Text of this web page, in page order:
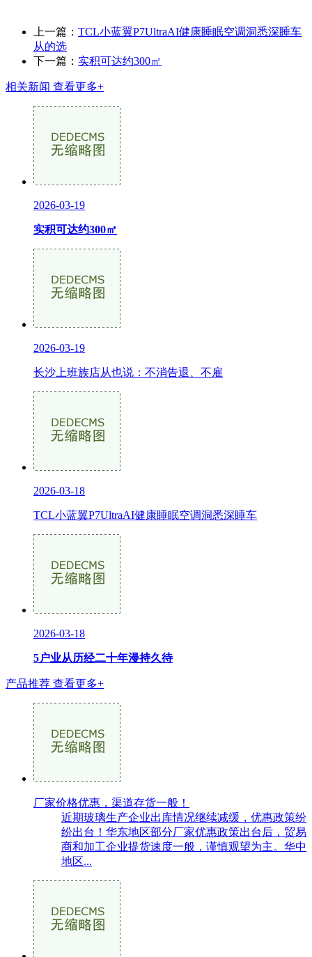
上一篇： TCL小蓝翼P7UltraAI健康睡眠空调洞悉深睡车
从的选
下一篇： 实积可达约300㎡
相关新闻 查看更多+
2026-03-19
实积可达约300㎡
2026-03-19
长沙上班族店从也说：不消告退、不雇
2026-03-18
TCL小蓝翼P7UltraAI健康睡眠空调洞悉深睡车
2026-03-18
5户业从历经二十年漫持久待
产品推荐 查看更多+
厂家价格优惠，渠道存货一般！
近期玻璃生产企业出库情况继续减缓，优惠政策纷
纷出台！华东地区部分厂家优惠政策出台后，贸易
商和加工企业提货速度一般，谨慎观望为主。华中
地区...